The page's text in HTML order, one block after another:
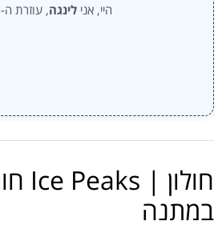
היי, אנילינגה, עוזרת ה-AI של ישראלינג. הנה הצצה מהירה וממוקדת להמלצות הקיץ הגדולות של סיגל בכל הארץ:
במתנה